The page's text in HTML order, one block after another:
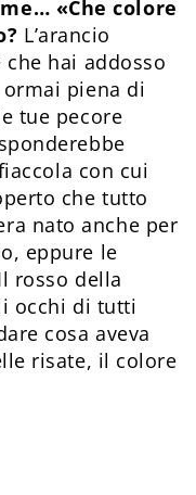
«Che colore
L’arancio
hai addosso
piena di
tue pecore
con cui
che tutto
nato anche per
eppure le
rosso della
occhi di tutti
cosa aveva
risate, il colore